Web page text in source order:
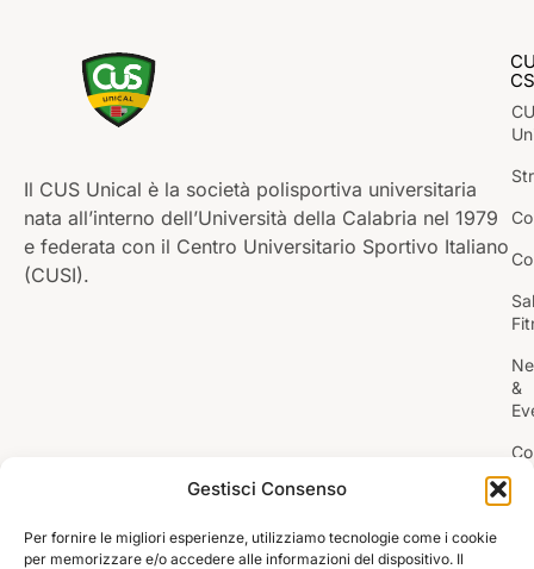
Gestisci Consenso
Per fornire le migliori esperienze, utilizziamo tecnologie come i cookie
per memorizzare e/o accedere alle informazioni del dispositivo. Il
Il CUS Unical è la società polisportiva universitaria
nata all’interno dell’Università della Calabria nel 1979
e federata con il Centro Universitario Sportivo Italiano
(CUSI).
CS
&
POTENZIALE,UNISCITI AL